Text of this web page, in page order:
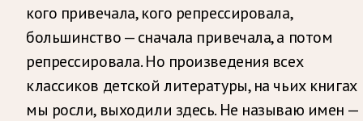
кого привечала, кого репрессировала,
большинство — сначала привечала, а потом
репрессировала. Но произведения всех
классиков детской литературы, на чьих книгах
мы росли, выходили здесь. Не называю имен —